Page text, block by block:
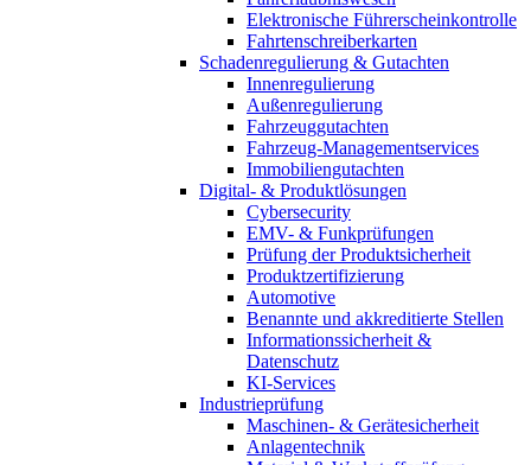
Elektronische Führerscheinkontrolle
Fahrtenschreiberkarten
Schadenregulierung & Gutachten
Innenregulierung
Außenregulierung
Fahrzeuggutachten
Fahrzeug-Managementservices
Immobiliengutachten
Digital- & Produktlösungen
Cybersecurity
EMV- & Funkprüfungen
Prüfung der Produktsicherheit
Produktzertifizierung
Automotive
Benannte und akkreditierte Stellen
Informationssicherheit &
Datenschutz
KI-Services
Industrieprüfung
Maschinen- & Gerätesicherheit
Anlagentechnik